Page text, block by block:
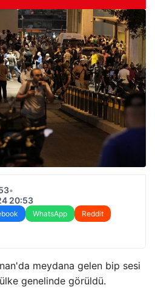
•
20:53
WhatsApp
Reddit
meydana gelen bip sesi
genelinde görüldü.